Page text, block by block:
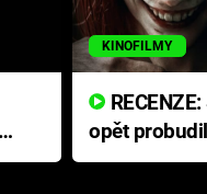
KINOFILMY
opět
přichází s